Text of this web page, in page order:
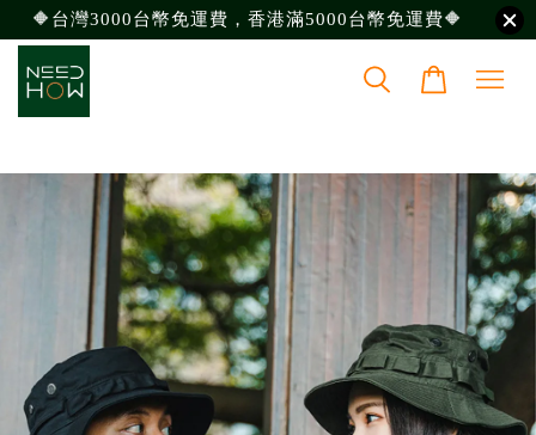
🔶台灣3000台幣免運費，香港滿5000台幣免運費🔶